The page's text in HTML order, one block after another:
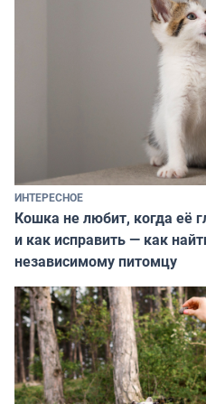
ИНТЕРЕСНОЕ
Кошка не любит, когда её
и как исправить — как
независимому питомцу